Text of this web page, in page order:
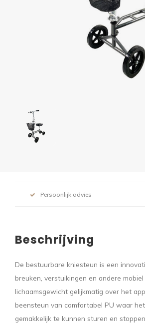
Persoonlijk advies
Beschrijving
De bestuurbare kniesteun is een
breuken, verstuikingen en andere
lichaamsgewicht gelijkmatig over het
beensteun van comfortabel PU waar
gemakkelijk te kunnen sturen en